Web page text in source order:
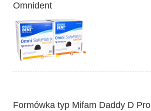
Omnident
Formówka typ Mifam Daddy D Pro